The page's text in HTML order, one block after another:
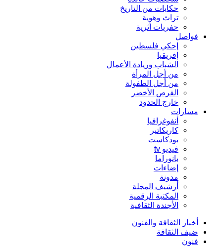
حكايات من التاريخ
تراث وهوية
حفريات أثرية
فواصل
إحكي فلسطين
إفريقيا
الشباب وريادة الأعمال
من أجل المرأة
من أجل الطفولة
القرص الأخضر
خارج الحدود
مسارات
أنفوغرافيا
كاريكاتير
بودكاست
فيديو tv
بانوراما
إضاءات
مدونة
أرشيف المجلة
المكتبة الرقمية
الأجندة الثقافية
أخبار الثقافة والفنون
ضيف الثقافة
فنون